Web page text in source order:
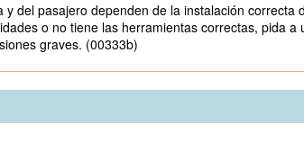
y del pasajero dependen de la instalación
o no tiene las herramientas correctas, pida
graves. (00333b)